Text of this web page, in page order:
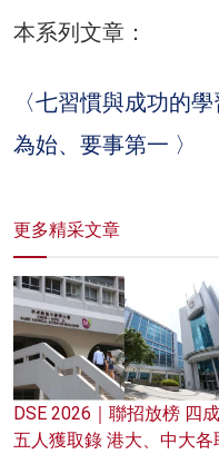
本系列文章：
〈七習慣與成功的
為始、要事第一 〉
更多精采文章
DSE 2026｜聯招放榜 四成
五人獲取錄 港大、中大各